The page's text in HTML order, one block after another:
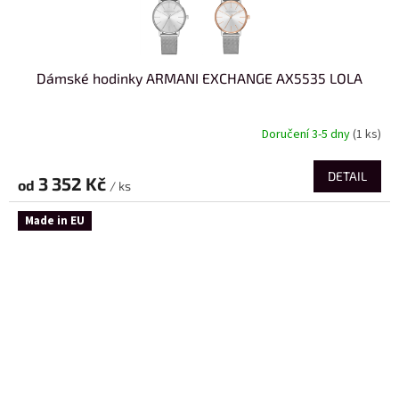
Dámské hodinky ARMANI EXCHANGE AX5535 LOLA
Doručení 3-5 dny(1 ks)
od 3 352 Kč / ks
DETAIL
Made in EU